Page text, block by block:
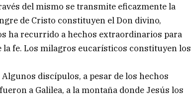
del mismo se transmite eficazmente la
de Cristo constituyen el Don divino,
ha recurrido a hechos extraordinarios para
fe. Los milagros eucarísticos constituyen los
discípulos, a pesar de los hechos
a Galilea, a la montaña donde Jesús los